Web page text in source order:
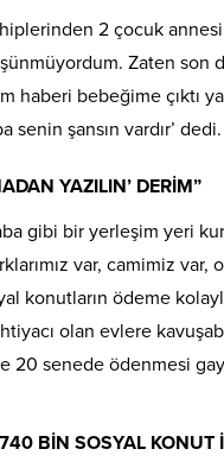
2 çocuk
Zaten
haberi bebeğime çıktı
senin şansın vardır’
YAZILIN’ DERİM”
gibi bir yerleşim yeri
var, camimiz
konutların ödeme
olan evlere
20 senede ödenmesi
BİN SOSYAL KONUT